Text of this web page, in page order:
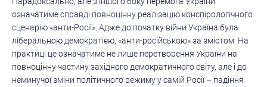
означатиме справді повноцінну реалізацію конспірологічного
сценарію «анти-Росії». Адже до початку війни Україна була
ліберальною демократією, «анти-російською» за змістом. На
практиці це означатиме не лише перетворення України на
повноцінну частину західного демократичного світу, але і до
неминучої зміни політичного режиму у самій Росії – падіння